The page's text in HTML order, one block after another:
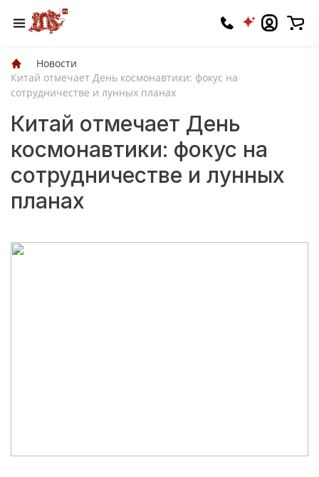
Новости
Китай отмечает День космонавтики: фокус на
сотрудничестве и лунных планах
Китай отмечает День
космонавтики: фокус на
сотрудничестве и лунных
планах